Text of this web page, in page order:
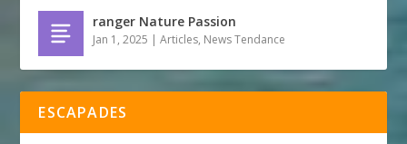
ranger Nature Passion
Jan 1, 2025 |Articles, News Tendance
ESCAPADES